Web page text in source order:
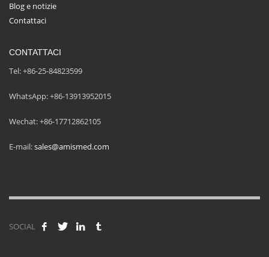
Blog e notizie
Contattaci
CONTATTACI
Tel: +86-25-84823599
WhatsApp: +86-13913952015
Wechat: +86-17712862105
E-mail:sales@amismed.com
SOCIAL